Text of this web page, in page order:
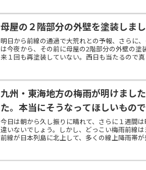
母屋の２階部分の外壁を塗装しまし
明日から前線の通過で大荒れとの予報、さらに
は今夜から、その前に母屋の2階部分の外壁の
来１回も再塗装していない。西日も当たるので
九州・東海地方の梅雨が明けまし
た。本当にそうなってほしいもので
今日は朝から久し振りに晴れて、さらに１週間
違いないでしょう。しかし、どっこい梅雨前線
前線が日本列島に北上して、多くの線上降雨帯